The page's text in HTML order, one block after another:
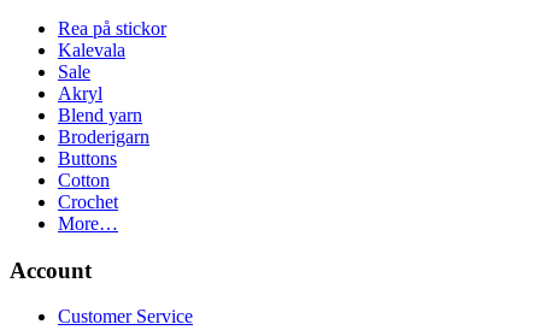
Rea på stickor
Kalevala
Sale
Akryl
Blend yarn
Broderigarn
Buttons
Cotton
Crochet
More…
Account
Customer Service